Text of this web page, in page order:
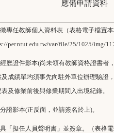
應備申請資料
專任教師個人資料表（表格電子檔置
per.ntut.edu.tw/var/file/25/1025/img/
歷證件影本(尚未領有教師資格證書者
及成績單均須事先向駐外單位辦理驗證
表及修業前後與修業期間入出境紀錄。
證影本(正反面，並請簽名於上)。
「擬任人員聲明書」並簽章。（表格